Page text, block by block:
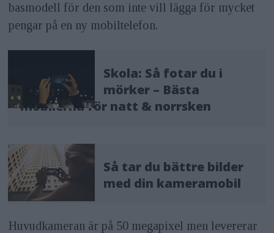
basmodell för den som inte vill lägga för mycket
pengar på en ny mobiltelefon.
Skola: Så fotar du i
mörker – Bästa
mobilerna för natt & norrsken
Så tar du bättre bilder
med din kameramobil
Huvudkameran är på 50 megapixel men levererar